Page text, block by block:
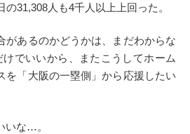
31,308人も4千人以上上回った。
があるのかどうかは、まだわからな
でいいから、またこうしてホーム
を「大阪の一塁側」から応援したい
いな…。